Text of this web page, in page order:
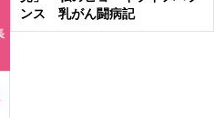
ンス 乳がん闘病記